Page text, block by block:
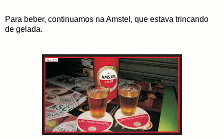
Para beber, continuamos na Amstel, que estava trincando
de gelada.